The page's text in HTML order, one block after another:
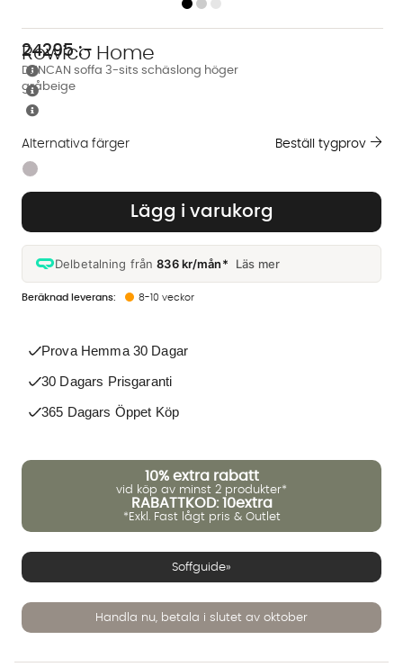
DUNCAN soffa 3-sits schäslong höger
gråbeige
Rowico Home
24295:-
Lägg i varukorg
Delbetalning från836 kr/mån* Läs mer
8-10 veckor
Alternativa färger
Finns även i dessa färger:
Beställ tygprov
Prova Hemma 30 Dagar
30 Dagars Prisgaranti
365 Dagars Öppet Köp
10% extra rabatt
vid köp av minst 2 produkter*
RABATTKOD: 10extra
*Exkl. Fast lågt pris & Outlet
Soffguide»
Handla nu, betala i slutet av oktober
Vi använder AI för att svara på dina frågor. Konversationen
inte dina uppgifter med tredje part. Läs mer i vår